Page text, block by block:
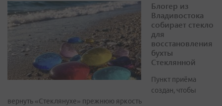
Блогер из
Владивостока
собирает стекло
для
восстановления
бухты
Стеклянной
Пункт приёма
создан, чтобы
вернуть «Стеклянухе» прежнюю яркость